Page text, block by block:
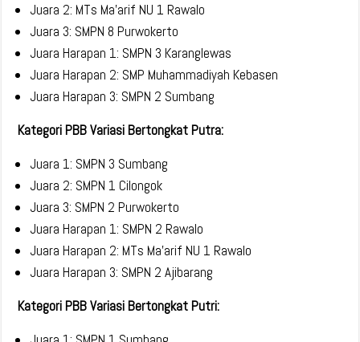
Juara 2: MTs Ma’arif NU 1 Rawalo
Juara 3: SMPN 8 Purwokerto
Juara Harapan 1: SMPN 3 Karanglewas
Juara Harapan 2: SMP Muhammadiyah Kebasen
Juara Harapan 3: SMPN 2 Sumbang
Kategori PBB Variasi Bertongkat Putra:
Juara 1: SMPN 3 Sumbang
Juara 2: SMPN 1 Cilongok
Juara 3: SMPN 2 Purwokerto
Juara Harapan 1: SMPN 2 Rawalo
Juara Harapan 2: MTs Ma’arif NU 1 Rawalo
Juara Harapan 3: SMPN 2 Ajibarang
Kategori PBB Variasi Bertongkat Putri: